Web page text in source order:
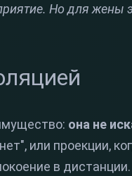
Но для жены
она не
или проекции,
в дистанции.